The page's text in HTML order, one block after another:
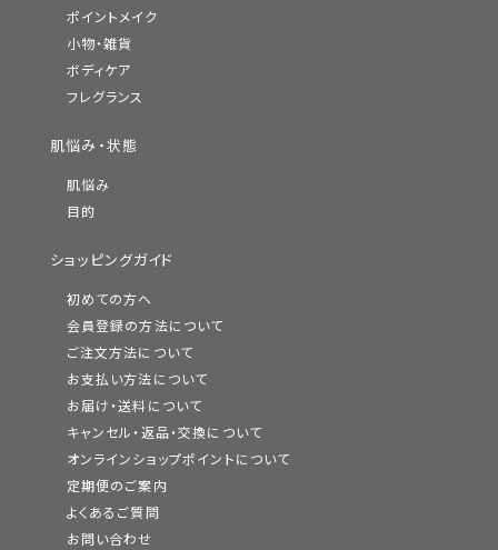
ポイントメイク
小物・雑貨
ボディケア
フレグランス
肌悩み・状態
肌悩み
目的
ショッピングガイド
初めての方へ
会員登録の方法について
ご注文方法について
お支払い方法について
お届け・送料について
キャンセル・返品・交換について
オンラインショップポイントについて
定期便のご案内
よくあるご質問
お問い合わせ